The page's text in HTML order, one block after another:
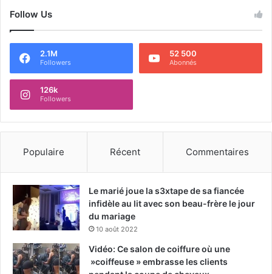
Follow Us
2.1M
Followers
52 500
Abonnés
126k
Followers
Populaire Récent Commentaires
Le marié joue la s3xtape de sa fiancée
infidèle au lit avec son beau-frère le jour
du mariage
10 août 2022
Vidéo: Ce salon de coiffure où une
»coiffeuse » embrasse les clients